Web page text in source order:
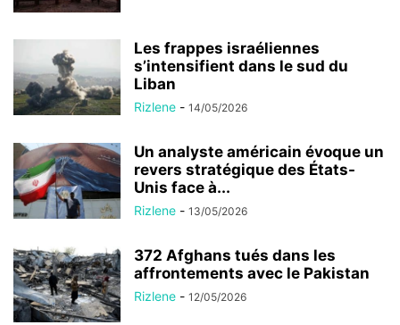
Les frappes israéliennes
s’intensifient dans le sud du
Liban
Rizlene - 14/05/2026
Un analyste américain évoque un
revers stratégique des États-
Unis face à...
Rizlene - 13/05/2026
372 Afghans tués dans les
affrontements avec le Pakistan
Rizlene - 12/05/2026